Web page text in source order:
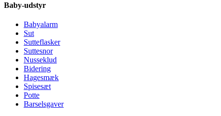
Baby-udstyr
Babyalarm
Sut
Sutteflasker
Suttesnor
Nusseklud
Bidering
Hagesmæk
Spisesæt
Potte
Barselsgaver